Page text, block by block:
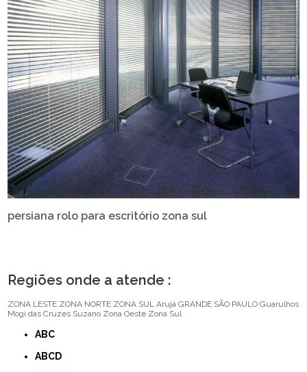
persiana rolo para escritório zona sul
Regiões onde a atende :
ZONA LESTE ZONA NORTE ZONA SUL Arujá GRANDE SÃO PAULO Guarulhos
Mogi das Cruzes Suzano Zona Oeste Zona Sul
ABC
ABCD